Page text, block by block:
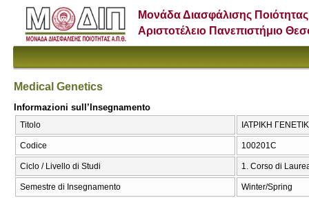
Μονάδα Διασφάλισης Ποιότητας
Αριστοτέλειο Πανεπιστήμιο
Medical Genetics
Informazioni sull’Insegnamento
Titolo ΙΑΤΡΙΚΗ
Codice 100201C
Ciclo / Livello di Studi 1. Corso di
Semestre di Insegnamento Winter/Spring